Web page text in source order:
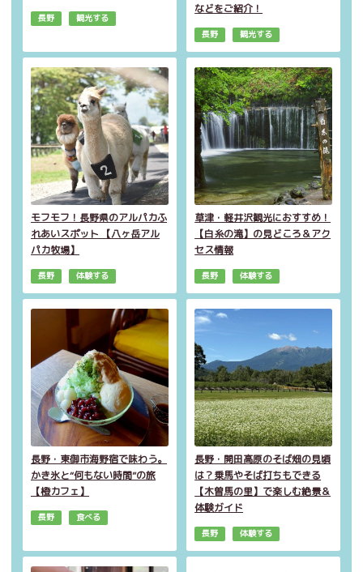
長野 観光する
などをご紹介！
長野 観光する
モフモフ！長野県のアルパカふ
れあいスポット 【八ヶ岳アル
パカ牧場】
長野 体験する
草津・軽井沢観光におすすめ！
【白糸の滝】の見どころ＆アク
セス情報
長野 体験する
長野・東御市海野宿で味わう。
かき氷と“何もない時間”の旅
【橙カフェ】
長野 食べる
長野・開田高原のそば畑の見頃
は？乗馬やそば打ちもできる
【木曽馬の里】で楽しむ絶景＆
体験ガイド
長野 体験する